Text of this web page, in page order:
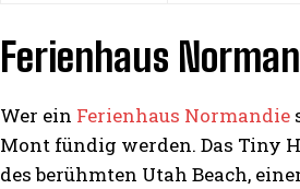
Ferienhaus
Wer ein Ferienhaus Normandie
Mont fündig werden. Das Tiny
des berühmten Utah Beach,